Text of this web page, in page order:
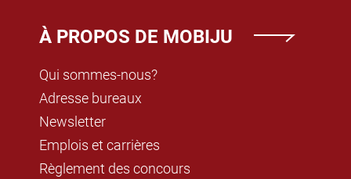
À PROPOS DE MOBIJU
Qui sommes-nous?
Adresse bureaux
Newsletter
Emplois et carrières
Règlement des concours